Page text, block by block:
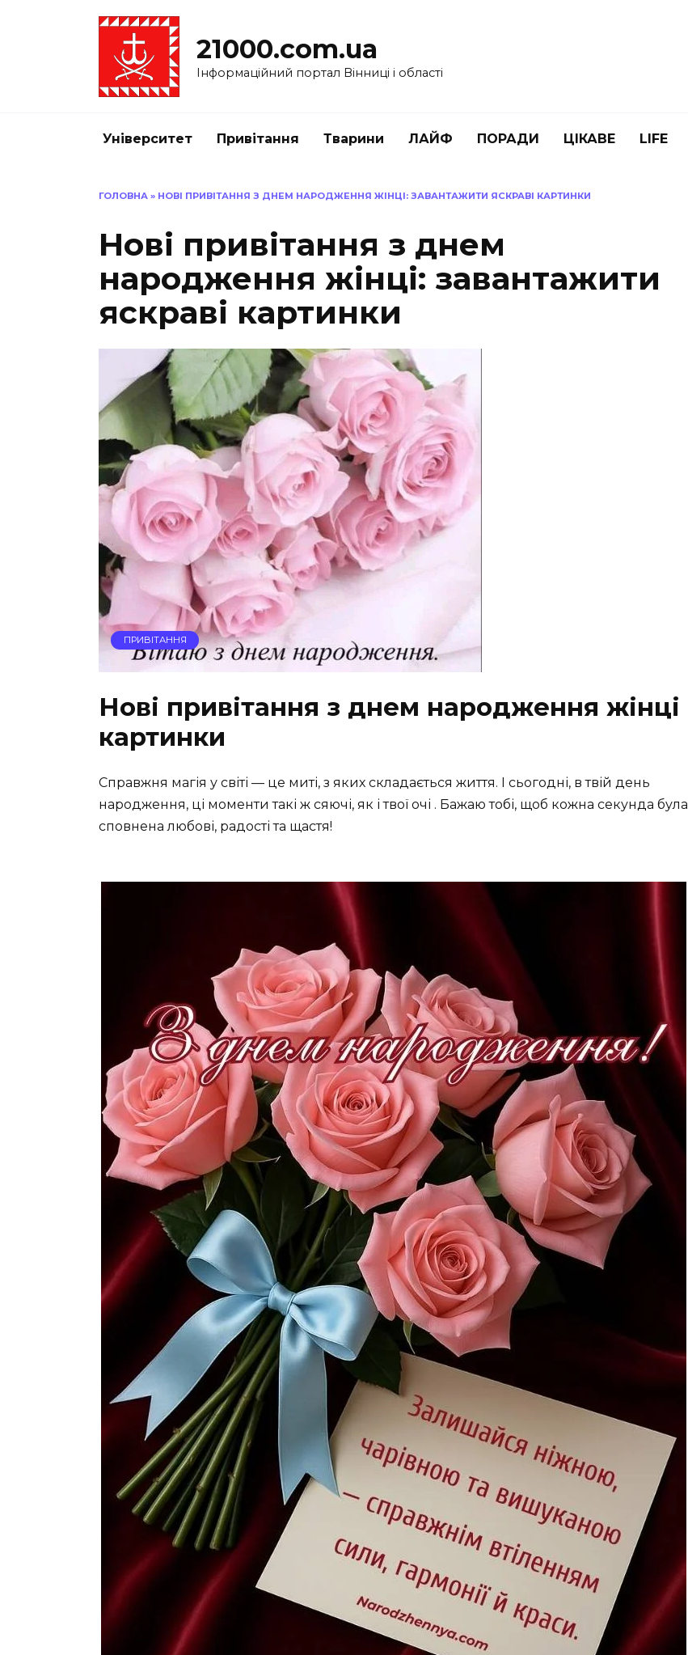
21000.com.ua
Інформаційний портал Вінниці і області
Університет Привітання Тварини ЛАЙФ ПОРАДИ ЦІКАВЕ LIFE
ГОЛОВНА » НОВІ ПРИВІТАННЯ З ДНЕМ НАРОДЖЕННЯ ЖІНЦІ: ЗАВАНТАЖИТИ ЯСКРАВІ КАРТИНКИ
Нові привітання з днем
народження жінці: завантажити
яскраві картинки
ПРИВІТАННЯ
Нові привітання з днем народження жінці
картинки
Справжня магія у світі — це миті, з яких складається життя. І сьогодні, в твій день
народження, ці моменти такі ж сяючі, як і твої очі . Бажаю тобі, щоб кожна секунда була
сповнена любові, радості та щастя!